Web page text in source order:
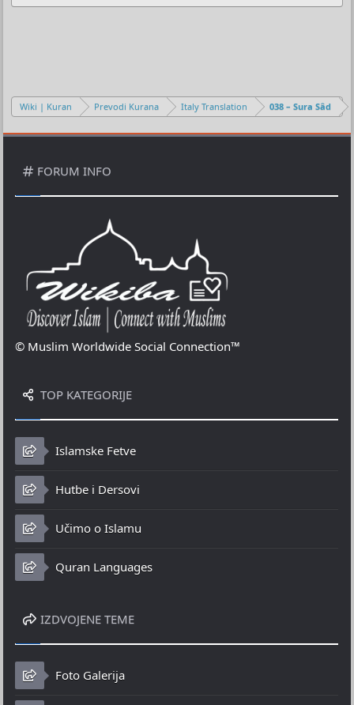
o
o
Wiki | Kuran Prevodi Kurana Italy Translation 038 – Sura Sâd
FORUM INFO
© Muslim Worldwide Social Connection™
TOP KATEGORIJE
Islamske Fetve
Hutbe i Dersovi
Učimo o Islamu
Quran Languages
IZDVOJENE TEME
Foto Galerija